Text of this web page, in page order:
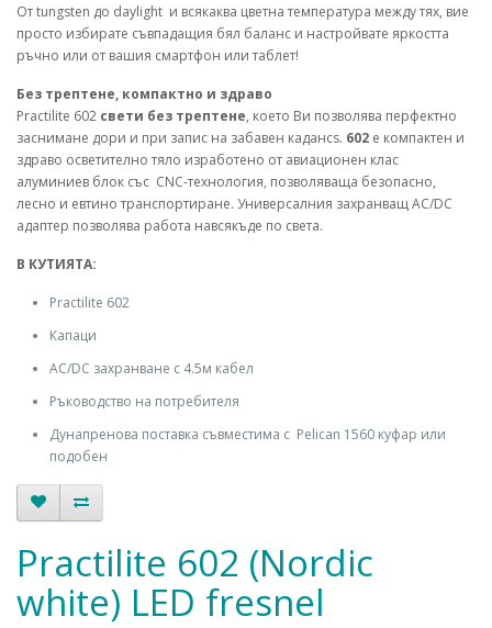
От tungsten до daylight и всякаква цветна температура между тях, вие
просто избирате съвпадащия бял баланс и настройвате яркостта
ръчно или от вашия смартфон или таблет!
Без трептене, компактно и здраво
Practilite 602 свети без трептене, което Ви позволява перфектно
заснимане дори и при запис на забавен кадансs. 602 е компактен и
здраво осветително тяло изработено от авиационен клас
алуминиев блок със CNC-технология, позволяваща безопасно,
лесно и евтино транспортиране. Универсалния захранващ AC/DC
адаптер позволява работа навсякъде по света.
В КУТИЯТА:
Practilite 602
Капаци
AC/DC захранване с 4.5м кабел
Ръководство на потребителя
Дунапренова поставка съвместима с Pelican 1560 куфар или
подобен
Practilite 602 (Nordic
white) LED fresnel